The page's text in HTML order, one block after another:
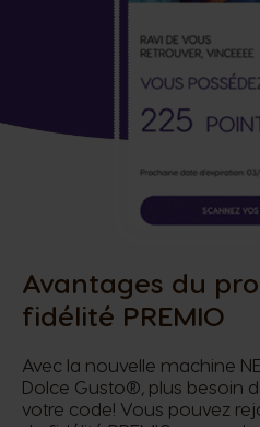
Avantages du
fidélité PREMIO
Avec la nouvelle machine
Dolce Gusto®, plus besoin
votre code! Vous pouvez